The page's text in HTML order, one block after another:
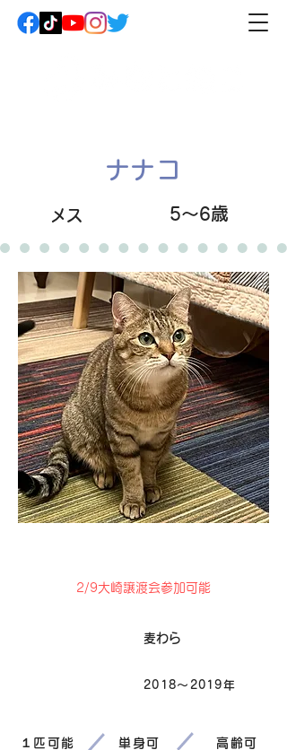
ナナコ
メス 5～6歳
2/9大崎譲渡会参加可能
麦わら
2018～2019年
１匹可能 単身可 高齢可